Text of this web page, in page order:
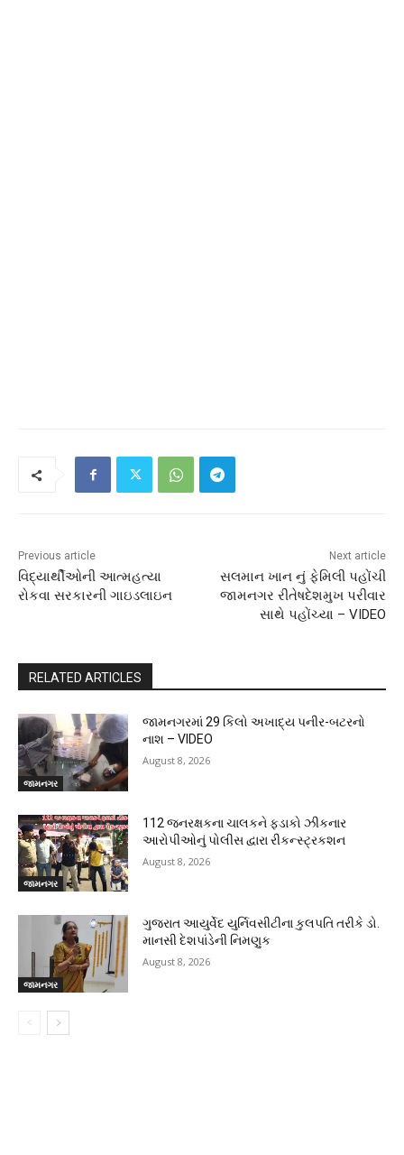
Previous article
વિદ્યાર્થીઓની આત્મહત્યા
રોકવા સરકારની ગાઇડલાઇન
Next article
સલમાન ખાન નું ફેમિલી પહોંચી
જામનગર રીતેષદેશમુખ પરીવાર
સાથે પહોંચ્યા – VIDEO
RELATED ARTICLES
જામનગર
જામનગરમાં 29 કિલો અખાદ્ય પનીર-બટરનો
નાશ – VIDEO
August 8, 2026
જામનગર
112 જનરક્ષકના ચાલકને ફડાકો ઝીકનાર
આરોપીઓનું પોલીસ દ્વારા રીકન્સ્ટ્રકશન
August 8, 2026
જામનગર
ગુજરાત આયુર્વેદ યુર્નિવસીટીના કુલપતિ તરીકે ડો.
માનસી દેશપાંડેની નિમણુક
August 8, 2026